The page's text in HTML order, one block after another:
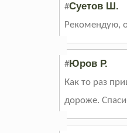
#Суетов Ш.
Рекомендую,
#Юров Р.
Как то раз
дороже.